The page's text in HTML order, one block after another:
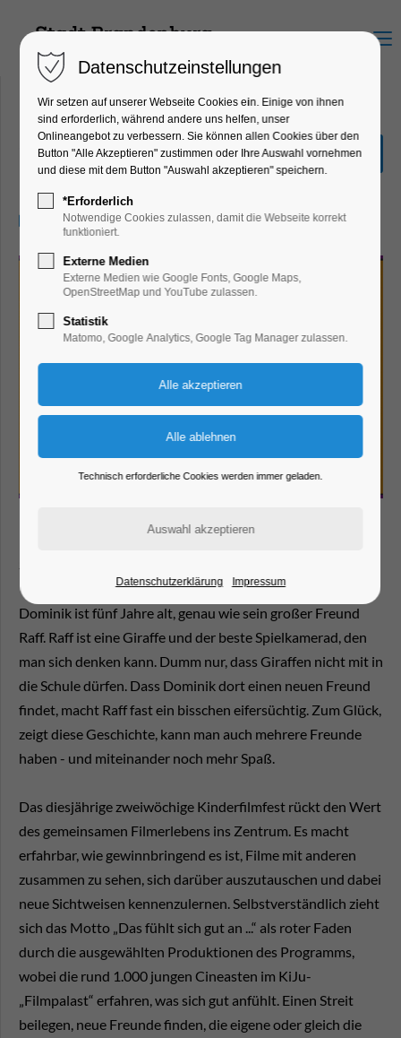
Menu
33. Kinderfilmfest im KiJu
Bildung, Vortrag, Kinder, Jugend
16.10.2024, 09:00–12:00
Spielfilm: "Mein Freund, die Giraffe" (2017; 74Min.)
Dominik ist fünf Jahre alt, genau wie sein großer Freund
Raff. Raff ist eine Giraffe und der beste Spielkamerad, den
man sich denken kann. Dumm nur, dass Giraffen nicht mit in
die Schule dürfen. Dass Dominik dort einen neuen Freund
findet, macht Raff fast ein bisschen eifersüchtig. Zum Glück,
zeigt diese Geschichte, kann man auch mehrere Freunde
haben - und miteinander noch mehr Spaß.
Das diesjährige zweiwöchige Kinderfilmfest rückt den Wert
des gemeinsamen Filmerlebens ins Zentrum. Es macht
erfahrbar, wie gewinnbringend es ist, Filme mit anderen
zusammen zu sehen, sich darüber auszutauschen und dabei
neue Sichtweisen kennenzulernen. Selbstverständlich zieht
sich das Motto „Das fühlt sich gut an ...“ als roter Faden
durch die ausgewählten Produktionen des Programms,
wobei die rund 1.000 jungen Cineasten im KiJu-
„Filmpalast“ erfahren, was sich gut anfühlt. Einen Streit
beilegen, neue Freunde finden, die eigene oder gleich die
Datenschutzeinstellungen
Wir setzen auf unserer Webseite Cookies ein. Einige von ihnen
sind erforderlich, während andere uns helfen, unser
Onlineangebot zu verbessern. Sie können allen Cookies über den
Button "Alle Akzeptieren" zustimmen oder Ihre Auswahl vornehmen
und diese mit dem Button "Auswahl akzeptieren" speichern.
*Erforderlich
Notwendige Cookies zulassen, damit die Webseite korrekt
funktioniert.
Externe Medien
Externe Medien wie Google Fonts, Google Maps,
OpenStreetMap und YouTube zulassen.
Statistik
Matomo, Google Analytics, Google Tag Manager zulassen.
Technisch erforderliche Cookies werden immer geladen.
Datenschutzerklärung Impressum